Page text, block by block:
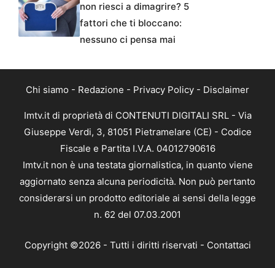
non riesci a dimagrire? 5
fattori che ti bloccano:
nessuno ci pensa mai
Chi siamo - Redazione - Privacy Policy - Disclaimer
Imtv.it di proprietà di CONTENUTI DIGITALI SRL - Via
Giuseppe Verdi, 3, 81051 Pietramelare (CE) - Codice
Fiscale e Partita I.V.A. 04012790616
Imtv.it non è una testata giornalistica, in quanto viene
aggiornato senza alcuna periodicità. Non può pertanto
considerarsi un prodotto editoriale ai sensi della legge
n. 62 del 07.03.2001
Copyright ©2026 - Tutti i diritti riservati - Contattaci